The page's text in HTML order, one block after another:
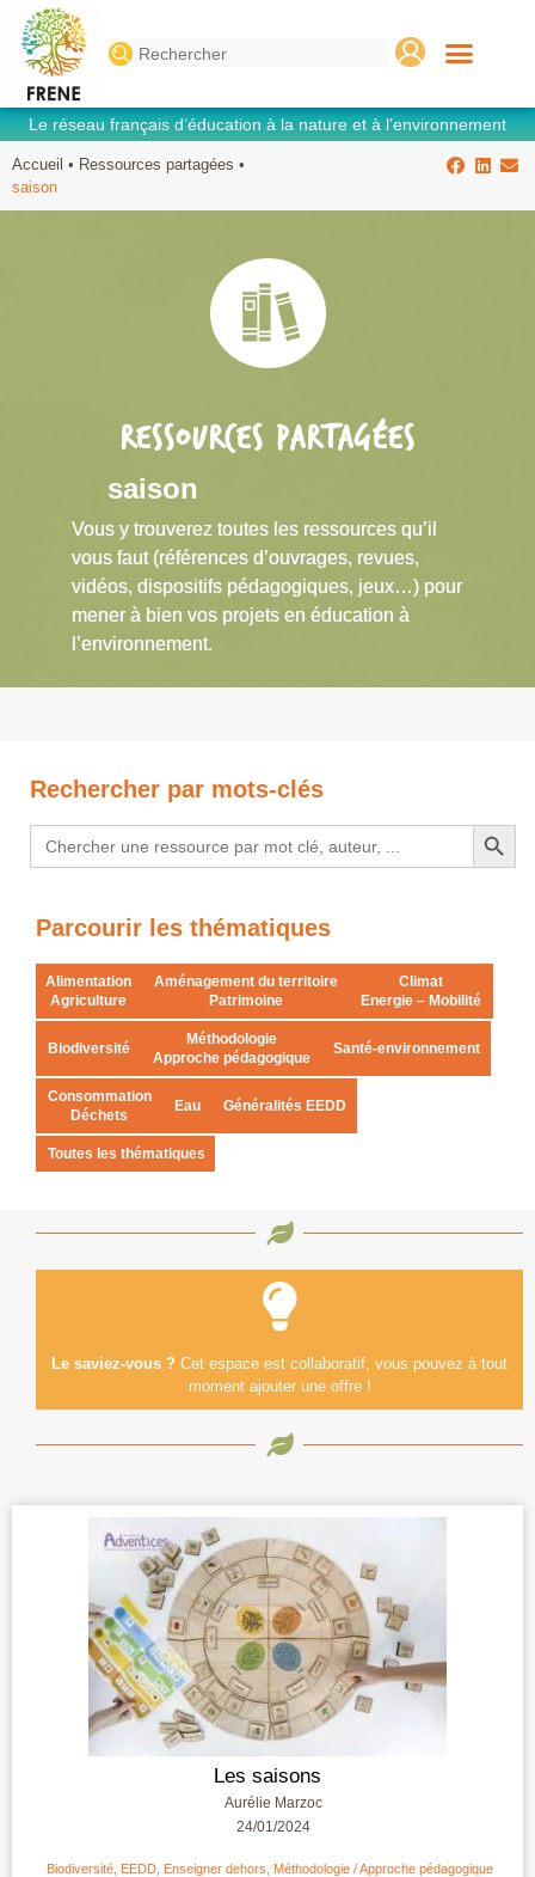
Search
for:
Le réseau français d’éducation à la nature et à l’environnement
Accueil • Ressources partagées •
saison
RESSOURCES PARTAGÉES
saison
Vous y trouverez toutes les ressources qu’il
vous faut (références d’ouvrages, revues,
vidéos, dispositifs pédagogiques, jeux…) pour
mener à bien vos projets en éducation à
l’environnement.
Rechercher par mots-clés
Search
for:
Search Button
Parcourir les thématiques
Alimentation
Agriculture
Aménagement du territoire
Patrimoine
Climat
Energie – Mobilité
Biodiversité
Méthodologie
Approche pédagogique
Santé-environnement
Consommation
Déchets
Eau Généralités EEDD
Toutes les thématiques
Le saviez-vous ? Cet espace est collaboratif, vous pouvez à tout
moment ajouter une offre !
Les saisons
Aurélie Marzoc
24/01/2024
Biodiversité EEDD Enseigner dehors Méthodologie / Approche pédagogique